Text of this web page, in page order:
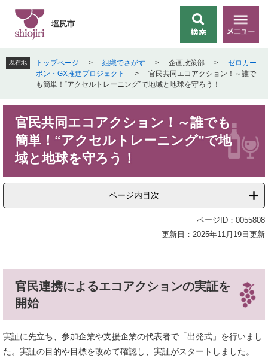
先
頭
。
を
飛
て
索
メ
ニ
ー
塩尻市
現在地 トップページ > 組織でさがす > 企画政策部 >
ゼロカー
ボン・GX推進プロジェクト
>
官民共同エコアクション！～誰で
も簡単！“アクセルトレーニング”で地域と地球を守ろう！
官民共同エコアクション！～誰でも
簡単！“アクセルトレーニング”で地
域と地球を守ろう！
ページ内目次
ページID：0055808
更新日：2025年11月19日更新
官民連携によるエコアクションの実証を
開始
実証に先立ち、参加企業や支援企業の代表者で「出発式」を行いまし
た。実証の目的や目標を改めて確認し、実証がスタートしました。